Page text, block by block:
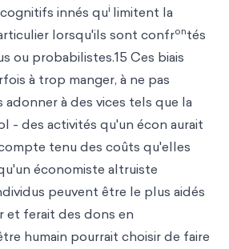
innés qui limitent la
lorsqu'ils sont confrontés
ou probabilistes.15 Ces biais
à trop manger, à ne pas
adonner à des vices tels que la
- des activités qu'un écon aurait
tenu des coûts qu'elles
économiste altruiste
peuvent être le plus aidés
et ferait des dons en
humain pourrait choisir de faire